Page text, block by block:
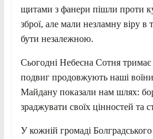
щитами з фанери пішли проти
зброї, але мали незламну віру в
бути незалежною.
Сьогодні Небесна Сотня
подвиг продовжують наші воїни
Майдану показали нам шлях:
зраджувати своїх цінностей та
У кожній громаді